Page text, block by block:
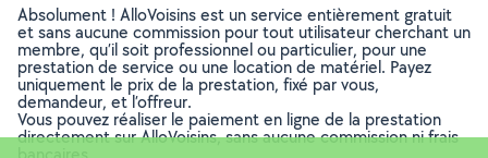
Absolument ! AlloVoisins est un service entièrement gratuit
et sans aucune commission pour tout utilisateur cherchant un
membre, qu’il soit professionnel ou particulier, pour une
prestation de service ou une location de matériel. Payez
uniquement le prix de la prestation, fixé par vous,
demandeur, et l’offreur.
Vous pouvez réaliser le paiement en ligne de la prestation
directement sur AlloVoisins, sans aucune commission ni frais